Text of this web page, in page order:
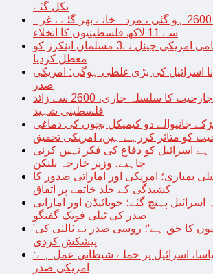
نکل گئے
شہداء کی تعداد 2600 ہو گئی ، مردہ خانے بھر گئے ، غزہ
سے 11 لاکھ فلسطینیوں کا انخلاء
اسرائیل کے حامی امریکی چینل نے3 مسلمان اینکرز کو
معطل کردیا
اسرائیل کی بڑی غلطی ہوگی: امریکی
صدر
غزہ پر اسرائیلی جارحیت کا سلسلہ جاری، 2600 سے زائد
فلسطینی شہید
جانیوالے دو کیمیکل بچوں کی دماغی
کو متاثر کررہے ہیں، امریکی تحقیق
اسرائیل کو دفاع کی فکر نہیں کرنی
چاہیے: وزیر خارجہ بلنکن
بمباری؛ امریکی اور اماراتی صدور کا
کشیدگی کے جلد خاتمے پر اتفاق
پہنچ گئے؛ جوبائیڈن اور اماراتی
صدر کی ٹیلی فونک گفتگو
’آزاد ریاست فلسطینیوں کا حق ہے‘؛ روسی صدر نے ثالثی کی
پیشکش کردی
اسرائیل پر حملے شیطانی عمل ہے:
امریکی صدر